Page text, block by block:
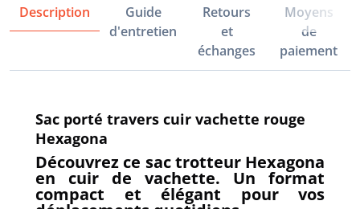
Description
Guide
d'entretien
Retours
et
échanges
Moyens
de
paiement
Sac porté travers cuir vachette rouge
Hexagona
Découvrez ce sac trotteur Hexagona
en cuir de vachette. Un format
compact et élégant pour vos